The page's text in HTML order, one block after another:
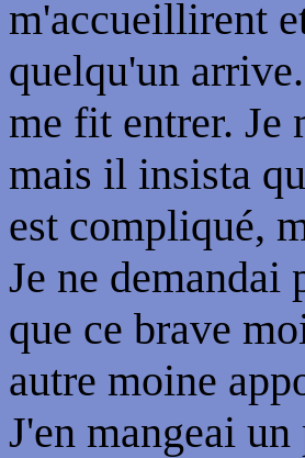
m'accueillirent
quelqu'un
me fit entrer. Je
mais il insista
est compliqué,
Je ne
que ce brave
autre moine
J'en mangeai